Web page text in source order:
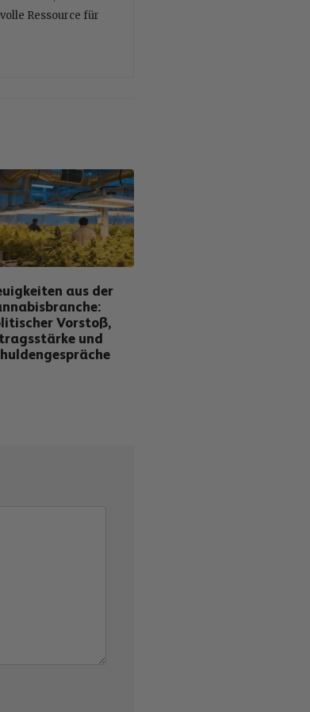
Ressource für
aus der
Vorstoß,
und